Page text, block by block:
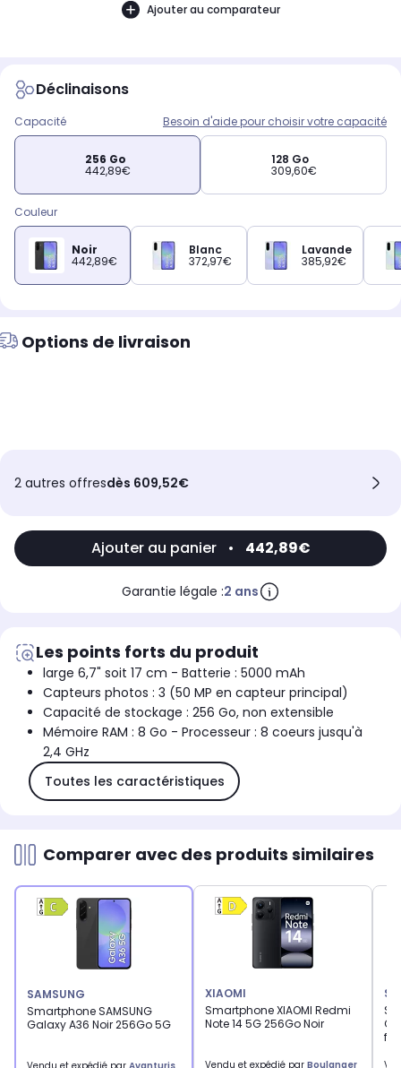
Ajouter au comparateur
Déclinaisons
Capacité Besoin d'aide pour choisir votre capacité
256 Go
442,89€
128 Go
309,60€
Couleur
Noir
442,89€
Blanc
372,97€
Lavande
385,92€
Options de livraison
2 autres offresdès 609,52€
Ajouter au panier • 442,89€
Garantie légale :2 ans
Les points forts du produit
large 6,7" soit 17 cm - Batterie : 5000 mAh
Capteurs photos : 3 (50 MP en capteur principal)
Capacité de stockage : 256 Go, non extensible
Mémoire RAM : 8 Go - Processeur : 8 coeurs jusqu'à
2,4 GHz
Toutes les caractéristiques
Comparer avec des produits similaires
SAMSUNG
Smartphone SAMSUNG
Galaxy A36 Noir 256Go 5G
XIAOMI
Smartphone XIAOMI Redmi
Note 14 5G 256Go Noir
Vendu et expédié par Boulanger